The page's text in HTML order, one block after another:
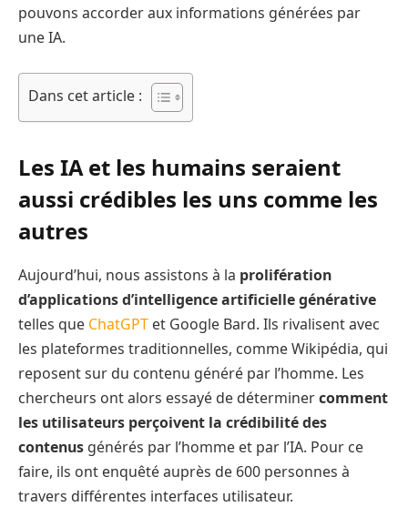
pouvons accorder aux informations générées par
une IA.
Dans cet article :
Les IA et les humains seraient
aussi crédibles les uns comme les
autres
Aujourd’hui, nous assistons à la prolifération
d’applications d’intelligence artificielle générative
telles que ChatGPT et Google Bard. Ils rivalisent avec
les plateformes traditionnelles, comme Wikipédia, qui
reposent sur du contenu généré par l’homme. Les
chercheurs ont alors essayé de déterminercomment
les utilisateurs perçoivent la crédibilité des
contenus générés par l’homme et par l’IA. Pour ce
faire, ils ont enquêté auprès de 600 personnes à
travers différentes interfaces utilisateur.